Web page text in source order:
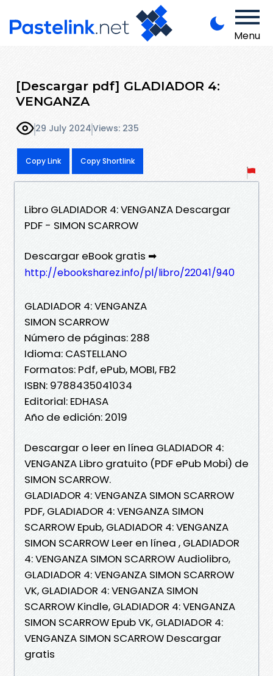
Menu
[Descargar pdf] GLADIADOR 4:
VENGANZA
29 July 2024Views: 235
Copy Link Copy Shortlink
Libro GLADIADOR 4: VENGANZA Descargar
PDF - SIMON SCARROW
Descargar eBook gratis ➡
http://ebooksharez.info/pl/libro/22041/940
GLADIADOR 4: VENGANZA
SIMON SCARROW
Número de páginas: 288
Idioma: CASTELLANO
Formatos: Pdf, ePub, MOBI, FB2
ISBN: 9788435041034
Editorial: EDHASA
Año de edición: 2019
Descargar o leer en línea GLADIADOR 4:
VENGANZA Libro gratuito (PDF ePub Mobi) de
SIMON SCARROW.
GLADIADOR 4: VENGANZA SIMON SCARROW
PDF, GLADIADOR 4: VENGANZA SIMON
SCARROW Epub, GLADIADOR 4: VENGANZA
SIMON SCARROW Leer en línea , GLADIADOR
4: VENGANZA SIMON SCARROW Audiolibro,
GLADIADOR 4: VENGANZA SIMON SCARROW
VK, GLADIADOR 4: VENGANZA SIMON
SCARROW Kindle, GLADIADOR 4: VENGANZA
SIMON SCARROW Epub VK, GLADIADOR 4:
VENGANZA SIMON SCARROW Descargar
gratis